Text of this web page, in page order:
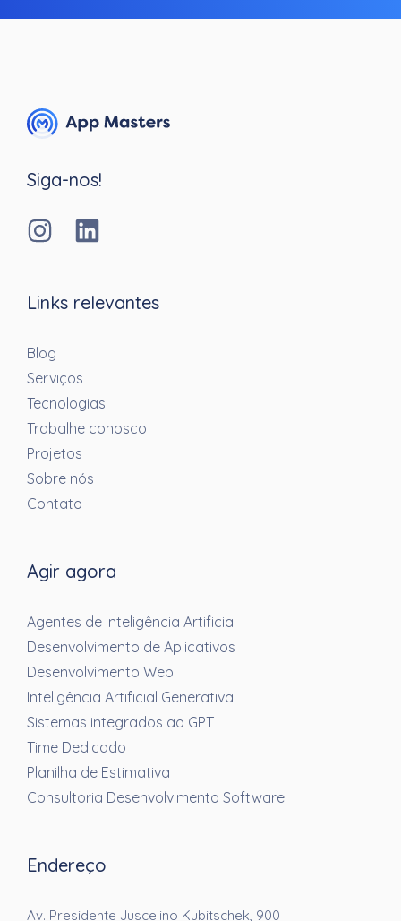
Siga-nos!
Links relevantes
Blog
Serviços
Tecnologias
Trabalhe conosco
Projetos
Sobre nós
Contato
Agir agora
Agentes de Inteligência Artificial
Desenvolvimento de Aplicativos
Desenvolvimento Web
Inteligência Artificial Generativa
Sistemas integrados ao GPT
Time Dedicado
Planilha de Estimativa
Consultoria Desenvolvimento Software
Endereço
Av. Presidente Juscelino Kubitschek, 900